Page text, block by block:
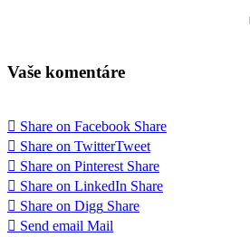
Vaše komentáre
Share on Facebook Share
Share on TwitterTweet
Share on Pinterest Share
Share on LinkedIn Share
Share on Digg Share
Send email Mail